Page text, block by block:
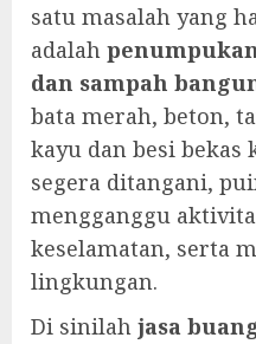
satu masalah yang
adalah
dan sampah
bata merah, beton,
kayu dan besi
segera ditangani,
mengganggu
keselamatan, serta
lingkungan.
Di sinilah jasa